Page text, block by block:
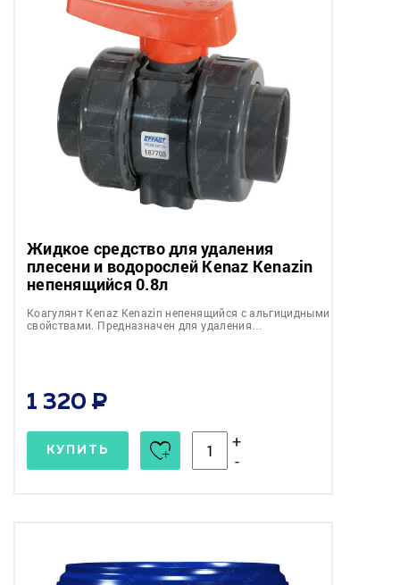
Жидкое средство для удаления
плесени и водорослей Kenaz Kenazin
непенящийся 0.8л
Коагулянт Kenaz Kenazin непенящийся с альгицидными
свойствами. Предназначен для удаления…
1 320
КУПИТЬ
+
-